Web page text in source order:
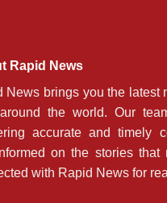
Rapid News
News brings you the latest
the world. Our
accurate and timely
on the stories that
with Rapid News for